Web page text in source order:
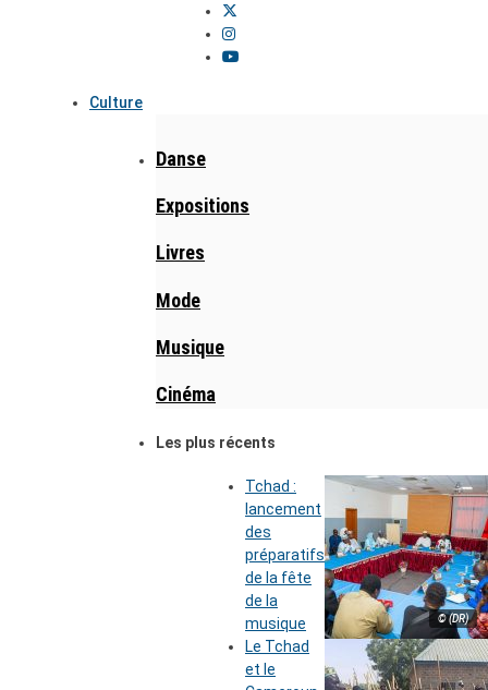
Culture
Danse
Expositions
Livres
Mode
Musique
Cinéma
Les plus récents
© (DR)
Tchad :
lancement
des
préparatifs
de la fête
de la
musique
Le Tchad
et le